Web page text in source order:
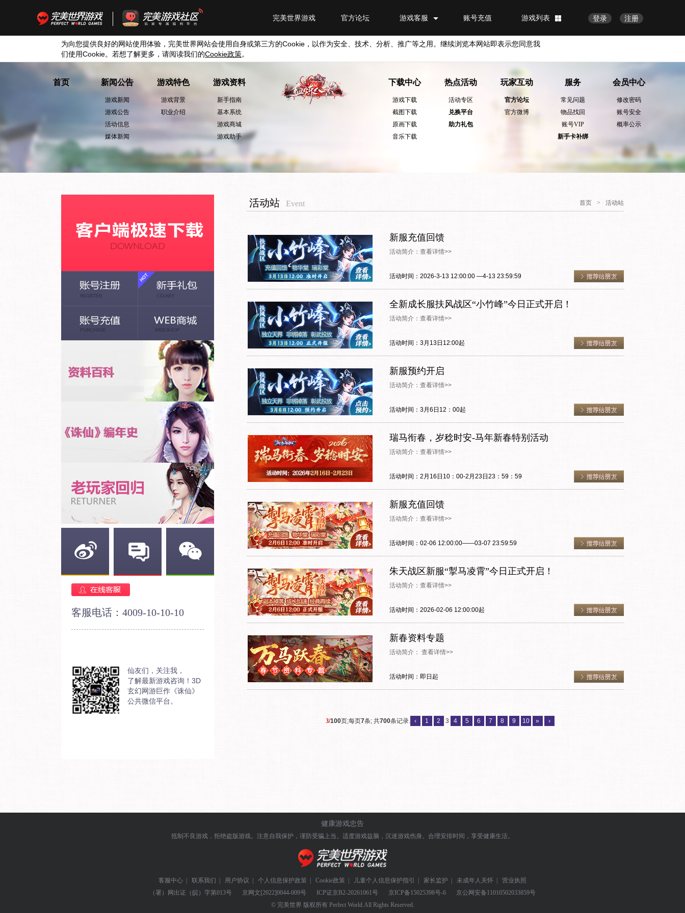
注册
登录
游戏列表
账号充值
游戏客服
官方论坛
完美世界游戏
为向您提供良好的网站使用体验，完美世界网站会使用自身或第三方的Cookie ，以作为安全、技术、分析、推广等之用。继续浏览本网站即表示您同意我
们使用Cookie。若想了解更多，请阅读我们的Cookie政策。
首页 新闻公告
游戏新闻
游戏公告
活动信息
媒体新闻
游戏特色
游戏背景
职业介绍
游戏资料
新手指南
基本系统
游戏商城
游戏助手
下载中心
游戏下载
截图下载
原画下载
音乐下载
热点活动
活动专区
兑换平台
助力礼包
玩家互动
官方论坛
官方微博
服务
常见问题
物品找回
账号VIP
新手卡补绑
会员中心
修改密码
账号安全
概率公示
客服电话：4009-10-10-10
仙友们，关注我，
了解最新游戏咨询！3D
玄幻网游巨作《诛仙》
公共微信平台。
首页 > 活动站
活动站 Event
新服充值回馈
活动简介：查看详情>>
活动时间：2026-3-13 12:00:00 —4-13 23:59:59
全新成长服扶风战区“小竹峰”今日正式开启！
活动简介：查看详情>>
活动时间：3月13日12:00起
新服预约开启
活动简介：查看详情>>
活动时间：3月6日12：00起
瑞马衔春，岁稔时安-马年新春特别活动
活动简介：查看详情>>
活动时间：2月16日10：00-2月23日23：59：59
新服充值回馈
活动简介：查看详情>>
活动时间：02-06 12:00:00——03-07 23:59:59
朱天战区新服“掣马凌霄”今日正式开启！
活动简介：查看详情>>
活动时间：2026-02-06 12:00:00起
新春资料专题
活动简介： 查看详情>>
活动时间：即日起
3/100页;每页7条; 共700条记录. ‹ 1 2 3 4 5 6 7 8 9 10 » ›
健康游戏忠告
抵制不良游戏，拒绝盗版游戏。注意自我保护，谨防受骗上当。 适度游戏益脑，沉迷游戏伤身。合理安排时间，享受健康生活。
客服中心 | 联系我们 | 用户协议 | 个人信息保护政策 | Cookie政策 | 儿童个人信息保护指引 | 家长监护 | 未成年人关怀 |
营业执照
（署）网出证（皖）字第013号
京网文[2022]0044-009号 ICP证京B2-20261061号 京ICP备15025398号-6 京公网安备11010502033859号
© 完美世界 版权所有 Perfect World.All Rights Reserved.